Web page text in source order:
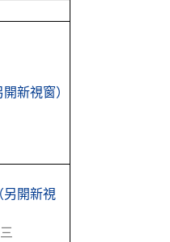
新視窗）
另開新視